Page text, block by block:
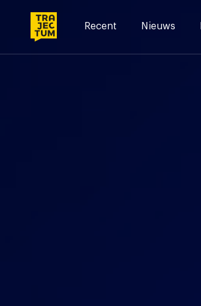
Recent Nieuws